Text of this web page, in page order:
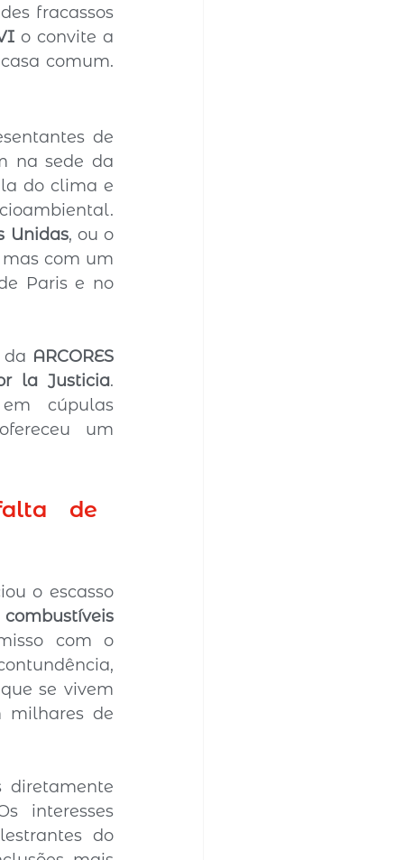
fracassos
o convite a
de
do clima e
Unidas
mas com um
Paris e no
da ARCORES
la Justicia.
cúpulas
um
de
o escasso
com o
se vivem
milhares de
diretamente
interesses
do